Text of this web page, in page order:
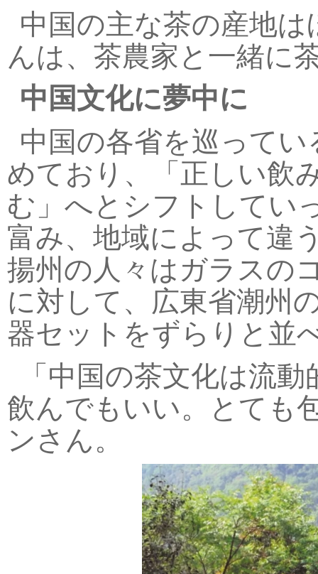
中国の主な茶の産地
んは、茶農家と一緒に
中国文化に夢中に
中国の各省を巡って
めており、「正しい飲
む」へとシフトしてい
富み、地域によって違
揚州の人々はガラスの
に対して、広東省潮州
器セットをずらりと並
「中国の茶文化は流
飲んでもいい。とても
ンさん。